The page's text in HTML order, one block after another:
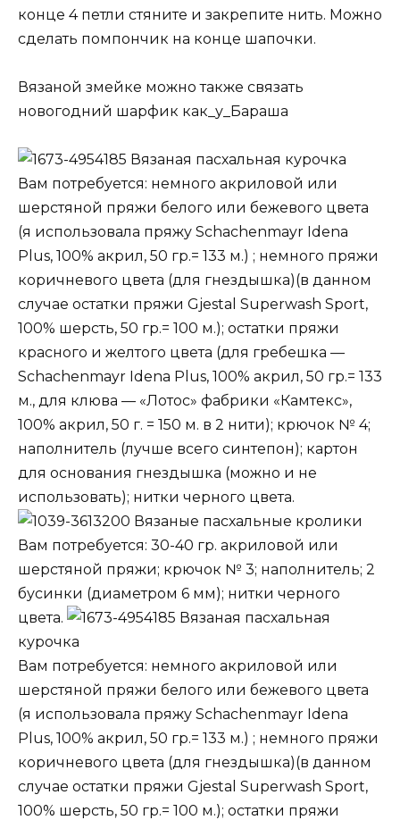
конце 4 петли стяните и закрепите нить. Можно
сделать помпончик на конце шапочки.
Вязаной змейке можно также связать
новогодний шарфик как_у_Бараша
Вязаная пасхальная курочка
Вам потребуется: немного акриловой или
шерстяной пряжи белого или бежевого цвета
(я использовала пряжу Schachenmayr Idena
Plus, 100% акрил, 50 гр.= 133 м.) ; немного пряжи
коричневого цвета (для гнездышка)(в данном
случае остатки пряжи Gjestal Superwash Sport,
100% шерсть, 50 гр.= 100 м.); остатки пряжи
красного и желтого цвета (для гребешка —
Schachenmayr Idena Plus, 100% акрил, 50 гр.= 133
м., для клюва — «Лотос» фабрики «Камтекс»,
100% акрил, 50 г. = 150 м. в 2 нити); крючок № 4;
наполнитель (лучше всего синтепон); картон
для основания гнездышка (можно и не
использовать); нитки черного цвета.
Вязаные пасхальные кролики
Вам потребуется: 30-40 гр. акриловой или
шерстяной пряжи; крючок № 3; наполнитель; 2
бусинки (диаметром 6 мм); нитки черного
цвета.
Вязаная пасхальная
курочка
Вам потребуется: немного акриловой или
шерстяной пряжи белого или бежевого цвета
(я использовала пряжу Schachenmayr Idena
Plus, 100% акрил, 50 гр.= 133 м.) ; немного пряжи
коричневого цвета (для гнездышка)(в данном
случае остатки пряжи Gjestal Superwash Sport,
100% шерсть, 50 гр.= 100 м.); остатки пряжи